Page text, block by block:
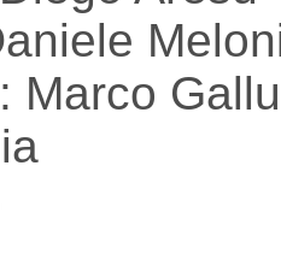
Marco